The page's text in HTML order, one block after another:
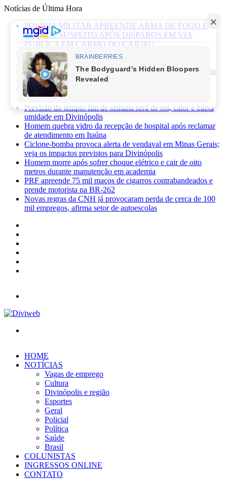
Notícias de Última Hora
POLÍCIA MILITAR APREENDE ARMA DE FOGO E
PRENDE SUSPEITO APÓS DISPAROS EM VIA
PÚBLICA EM CARMO DO CAJURU
Caminhonete furtada às margens da BR-494 é recuperada
pela Polícia Militar em Carmo da Mata
Mãe de recém-nascido abandonado em lote vago é presa em
Sabará
Três pessoas ficam feridas após ataque a facadas no bairro
Planalto, em Divinópolis
Previsão do tempo: fim de semana será de sol, calor e baixa
umidade em Divinópolis
Homem quebra vidro da recepção de hospital após reclamar
de atendimento em Itaúna
Ciclone-bomba provoca alerta de vendaval em Minas Gerais;
veja os impactos previstos para Divinópolis
Homem morre após sofrer choque elétrico e cair de oito
metros durante manutenção em academia
PRF apreende 75 mil maços de cigarros contrabandeados e
prende motorista na BR-262
Novas regras da CNH já provocaram perda de cerca de 100
mil empregos, afirma setor de autoescolas
HOME
NOTÍCIAS
Vagas de emprego
Cultura
Divinópolis e região
Esportes
Geral
Policial
Política
Saúde
Brasil
COLUNISTAS
INGRESSOS ONLINE
CONTATO